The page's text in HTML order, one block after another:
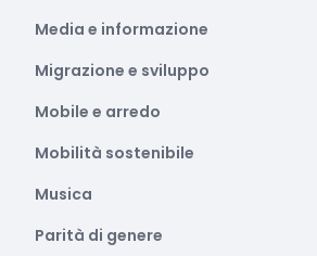
Media e informazione
Migrazione e sviluppo
Mobile e arredo
Mobilità sostenibile
Musica
Parità di genere